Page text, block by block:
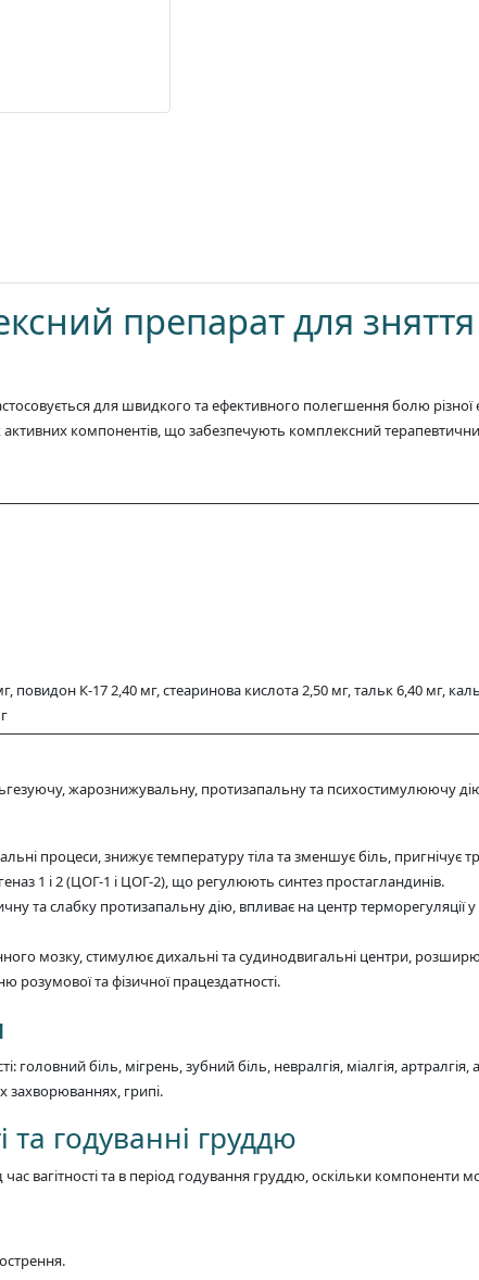
препарат для
для швидкого та ефективного полегшення болю різної
активних компонентів, що забезпечують комплексний
повидон К-17 2,40 мг, стеаринова кислота 2,50 мг, тальк 6,40 мг,
жарознижувальну, протизапальну та психостимулюючу
процеси, знижує температуру тіла та зменшує біль,
1 і 2 (ЦОГ-1 і ЦОГ-2), що регулюють синтез простагландинів.
та слабку протизапальну дію, впливає на центр терморегуляції у
мозку, стимулює дихальні та судинодвигальні центри,
та фізичної працездатності.
головний біль, мігрень, зубний біль, невралгія, міалгія,
захворюваннях, грипі.
та годуванні груддю
вагітності та в період годування груддю, оскільки компоненти